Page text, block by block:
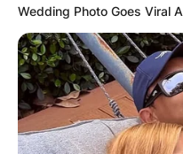
Wedding Photo Goes Viral